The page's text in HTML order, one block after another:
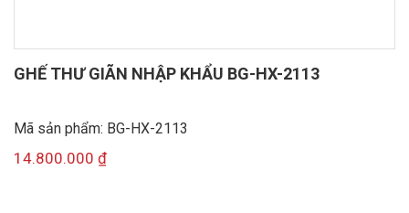
GHẾ THƯ GIÃN NHẬP KHẨU BG-HX-2113
Mã sản phẩm: BG-HX-2113
14.800.000 ₫